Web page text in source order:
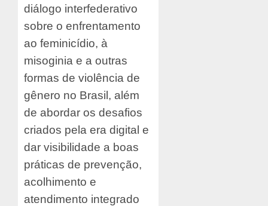
diálogo interfederativo
sobre o enfrentamento
ao feminicídio, à
misoginia e a outras
formas de violência de
gênero no Brasil, além
de abordar os desafios
criados pela era digital e
dar visibilidade a boas
práticas de prevenção,
acolhimento e
atendimento integrado